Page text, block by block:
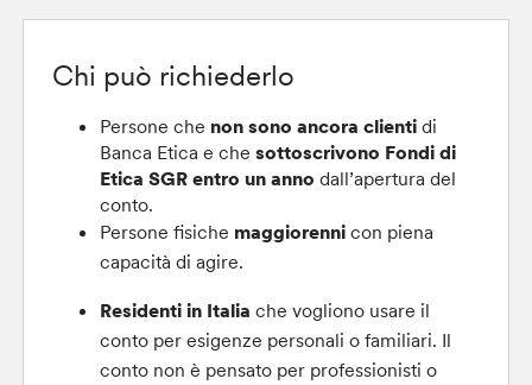
Chi può richiederlo
Persone che non sono ancora clienti di
Banca Etica e che sottoscrivono Fondi di
Etica SGR entro un anno dall’apertura del
conto.
Persone fisiche maggiorennicon piena
capacità di agire.
Residenti in Italia che vogliono usare il
conto per esigenze personali o familiari. Il
conto non è pensato per professionisti o